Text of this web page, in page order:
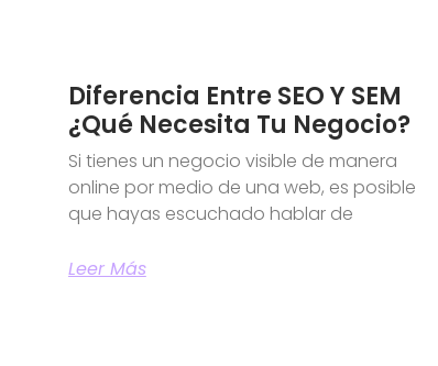
Diferencia Entre SEO Y SEM
¿Qué Necesita Tu Negocio?
Si tienes un negocio visible de manera
online por medio de una web, es posible
que hayas escuchado hablar de
Leer Más